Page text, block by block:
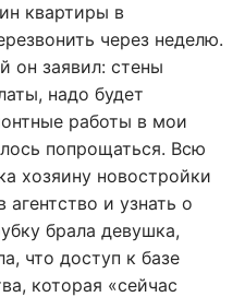
квартиры в
через неделю.
он заявил: стены
надо будет
работы в мои
попрощаться. Всю
хозяину новостройки
агентство и узнать о
брала девушка,
что доступ к базе
которая «сейчас